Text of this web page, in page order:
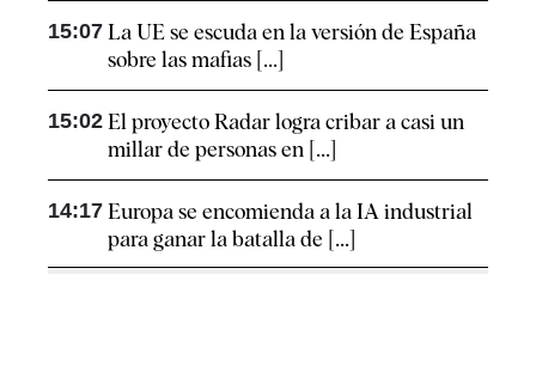
15:07 La UE se escuda en la versión de España
sobre las mafias [...]
15:02 El proyecto Radar logra cribar a casi un
millar de personas en [...]
14:17 Europa se encomienda a la IA industrial
para ganar la batalla de [...]